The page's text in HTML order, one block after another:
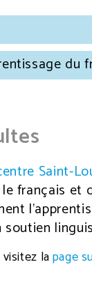
du
Saint-
français
lapage